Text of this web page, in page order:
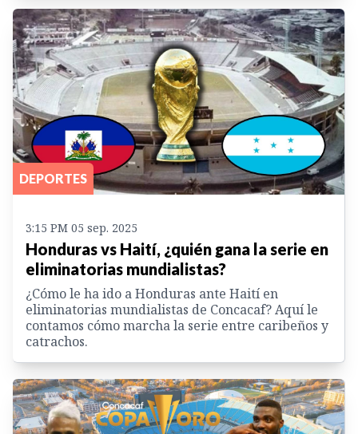
DEPORTES
3:15 PM 05 sep. 2025
Honduras vs Haití, ¿quién gana la serie en
eliminatorias mundialistas?
¿Cómo le ha ido a Honduras ante Haití en
eliminatorias mundialistas de Concacaf? Aquí le
contamos cómo marcha la serie entre caribeños y
catrachos.